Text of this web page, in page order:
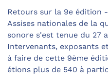
Retours sur la 9e édition
Assises nationales de la
sonore s'est tenue du 27
Intervenants, exposants
à faire de cette 9ème
étions plus de 540 à